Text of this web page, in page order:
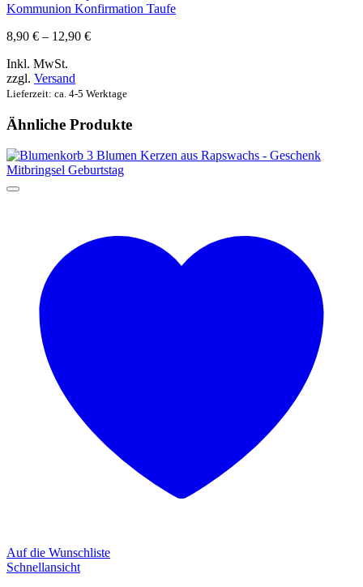
Kommunion Konfirmation Taufe
8,90 € – 12,90 €Preisspanne:
Inkl. MwSt.
zzgl. Versand
Lieferzeit: ca. 4-5 Werktage
Ähnliche Produkte
Auf die Wunschliste
Schnellansicht